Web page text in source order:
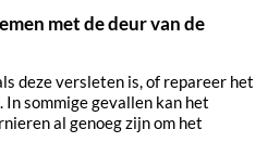
deze versleten is, of repareer het
sommige gevallen kan het
al genoeg zijn om het